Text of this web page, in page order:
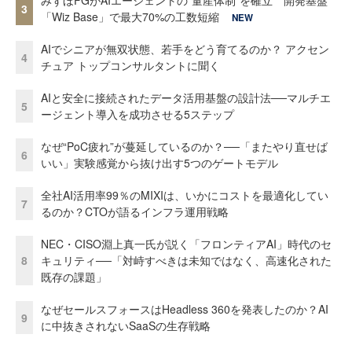
3
「Wiz Base」で最大70%の工数短縮
NEW
4
AIでシニアが無双状態、若手をどう育てるのか？ アクセン
チュア トップコンサルタントに聞く
5
AIと安全に接続されたデータ活用基盤の設計法──マルチエ
ージェント導入を成功させる5ステップ
6
なぜ“PoC疲れ”が蔓延しているのか？──「またやり直せば
いい」実験感覚から抜け出す5つのゲートモデル
7
全社AI活用率99％のMIXIは、いかにコストを最適化してい
るのか？CTOが語るインフラ運用戦略
8
NEC・CISO淵上真一氏が説く「フロンティアAI」時代のセ
キュリティ──「対峙すべきは未知ではなく、高速化された
既存の課題」
9
なぜセールスフォースはHeadless 360を発表したのか？AI
に中抜きされないSaaSの生存戦略